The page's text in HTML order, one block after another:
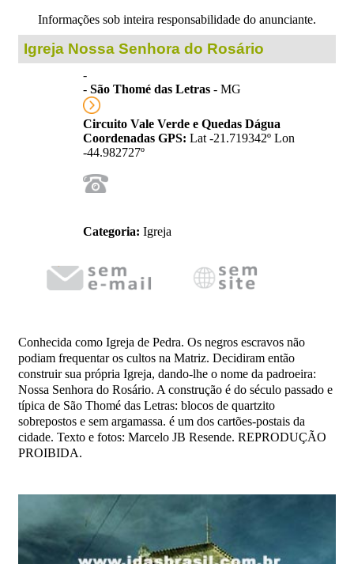
Informações sob inteira responsabilidade do anunciante.
Igreja Nossa Senhora do Rosário
-
- São Thomé das Letras - MG
Circuito Vale Verde e Quedas Dágua
Coordenadas GPS: Lat -21.719342º Lon
-44.982727º
Categoria: Igreja
Conhecida como Igreja de Pedra. Os negros escravos não
podiam frequentar os cultos na Matriz. Decidiram então
construir sua própria Igreja, dando-lhe o nome da padroeira:
Nossa Senhora do Rosário. A construção é do século passado e
típica de São Thomé das Letras: blocos de quartzito
sobrepostos e sem argamassa. é um dos cartões-postais da
cidade. Texto e fotos: Marcelo JB Resende. REPRODUÇÃO
PROIBIDA.